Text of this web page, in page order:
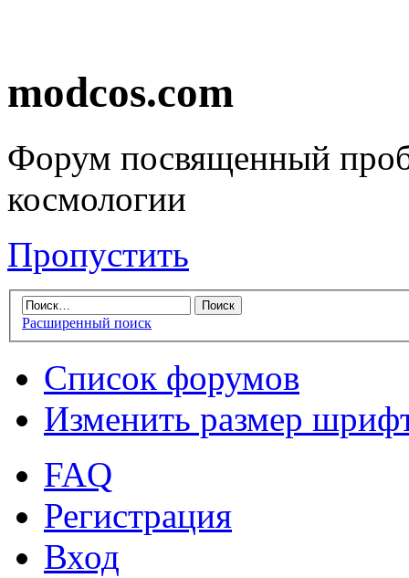
modcos.com
Форум посвященный
космологии
Пропустить
Расширенный поиск
Список форумов
Изменить размер
FAQ
Регистрация
Вход